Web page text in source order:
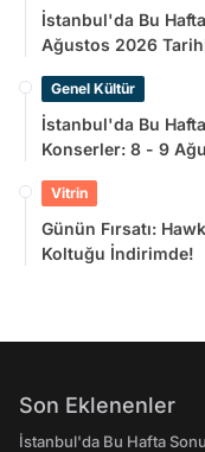
İstanbul'da Bu
Ağustos 2026
Genel Kültür
İstanbul'da Bu
Konserler: 8 - 9
Vitrin
Günün Fırsatı:
Koltuğu İndirimde!
Son Eklenenler
İstanbul'da Bu Hafta